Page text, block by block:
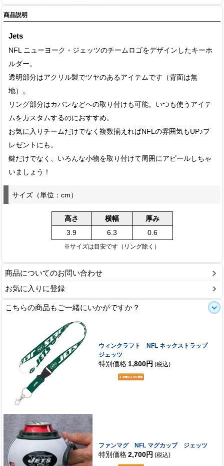
商品説明
Jets
NFL ニューヨーク・ジェッツのチームロゴをデザインしたキーホ
ルダー。
透明部分はアクリル製でツヤのあるアイテムです（背面は無
地）。
リング部分はカバンなどへの取り付けも可能。いつも使うアイテ
ムをカスタムするのにおすすめ。
お気に入りチームだけでなく複数揃えればNFLの雰囲気もUP♪プ
レゼントにも。
鍵だけでなく、いろんな小物を取り付けて周囲にアピールしちゃ
いましょう！
サイズ（単位：cm）
高さ 横幅
厚み
3.9
6.3 0.6
※サイズは目安です（リング除く）
商品についてのお問い合わせ
お気に入りに登録
こちらの商品もご一緒にいかがですか？
ウィンクラフト NFL ネックストラップ
ジェッツ
特別価格 1,800円 (税込)
ファンマグ NFL マグカップ ジェッツ
特別価格 2,700円 (税込)